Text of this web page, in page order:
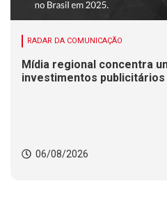
RADAR DA COMUNICAÇÃO
Mídia regional concentra
investimentos publicitários
06/08/2026